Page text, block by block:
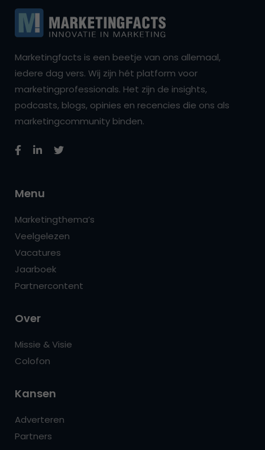
Marketingfacts is een beetje van ons allemaal,
iedere dag vers. Wij zijn hét platform voor
marketingprofessionals. Het zijn de insights,
podcasts, blogs, opinies en recencies die ons als
marketingcommunity binden.
Menu
Marketingthema’s
Veelgelezen
Vacatures
Jaarboek
Partnercontent
Over
Missie & Visie
Colofon
Kansen
Adverteren
Partners